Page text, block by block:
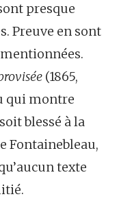
presque
Preuve en sont
(1865,
qui montre
blessé à la
Fontainebleau,
texte